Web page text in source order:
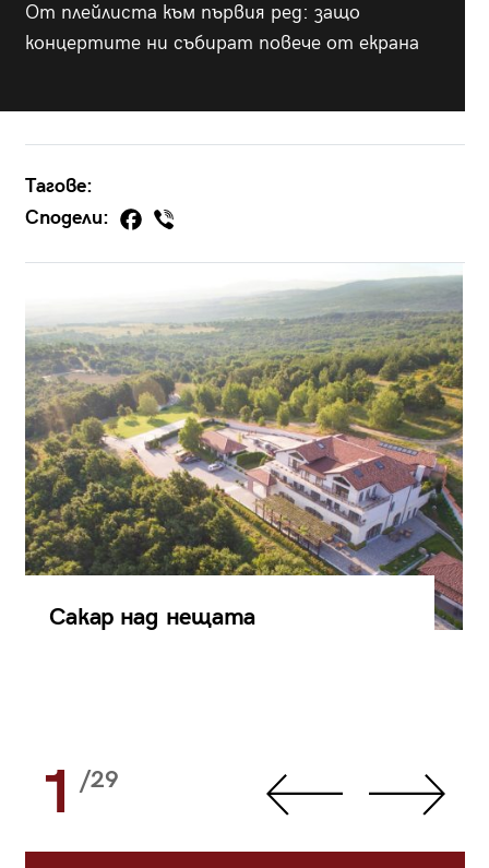
От плейлиста към първия ред: защо
концертите ни събират повече от екрана
Тагове:
Сподели:
Сакар над нещата
1 /29